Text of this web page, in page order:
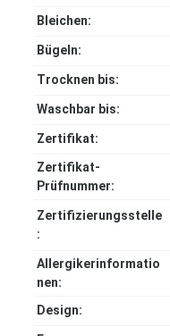
Bleichen:
Bügeln:
Trocknen bis:
Waschbar bis:
Zertifikat:
Zertifikat-
Prüfnummer:
Zertifizierungsstelle
:
Allergikerinformatio
nen:
Design: